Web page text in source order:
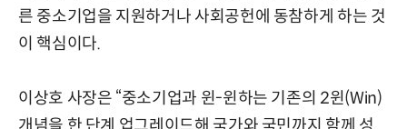
른 중소기업을 지원하거나 사회공헌에 동참하게 하는 것
이 핵심이다.
이상호 사장은 “중소기업과 윈-윈하는 기존의 2윈(Win)